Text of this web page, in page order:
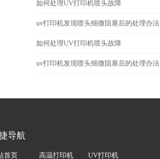
如何处理UV打印机喷头故障
uv打印机发现喷头细微阻塞后的处理办法
如何处理UV打印机喷头故障
uv打印机发现喷头细微阻塞后的处理办法
导航
首页 高温打印机 UV打印机